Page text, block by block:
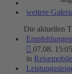
weitere
Die aktuellen
07.08.
in